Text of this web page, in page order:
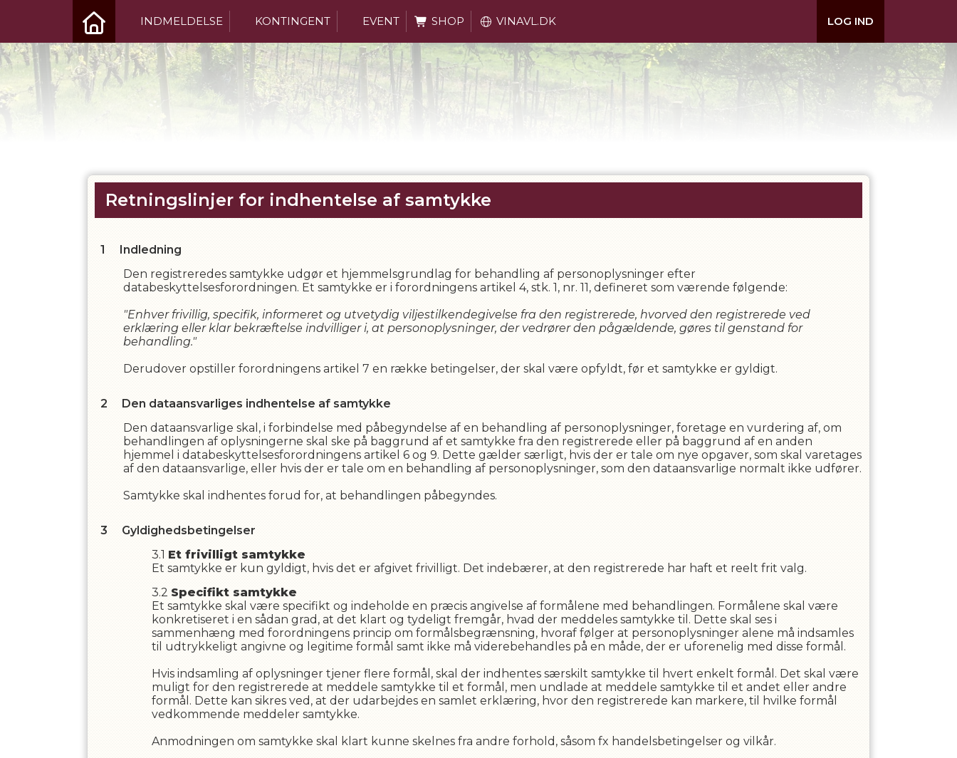
INDMELDELSE KONTINGENT EVENT SHOP VINAVL.DK LOG IND
Retningslinjer for indhentelse af samtykke
Indledning
Den registreredes samtykke udgør et hjemmelsgrundlag for behandling af personoplysninger efter
databeskyttelsesforordningen. Et samtykke er i forordningens artikel 4, stk. 1, nr. 11, defineret som værende følgende:
"Enhver frivillig, specifik, informeret og utvetydig viljestilkendegivelse fra den registrerede, hvorved den registrerede ved
erklæring eller klar bekræftelse indvilliger i, at personoplysninger, der vedrører den pågældende, gøres til genstand for
behandling."
Derudover opstiller forordningens artikel 7 en række betingelser, der skal være opfyldt, før et samtykke er gyldigt.
Den dataansvarliges indhentelse af samtykke
Den dataansvarlige skal, i forbindelse med påbegyndelse af en behandling af personoplysninger, foretage en vurdering af, om
behandlingen af oplysningerne skal ske på baggrund af et samtykke fra den registrerede eller på baggrund af en anden
hjemmel i databeskyttelsesforordningens artikel 6 og 9. Dette gælder særligt, hvis der er tale om nye opgaver, som skal varetages
af den dataansvarlige, eller hvis der er tale om en behandling af personoplysninger, som den dataansvarlige normalt ikke udfører.
Samtykke skal indhentes forud for, at behandlingen påbegyndes.
Gyldighedsbetingelser
Et frivilligt samtykke
Et samtykke er kun gyldigt, hvis det er afgivet frivilligt. Det indebærer, at den registrerede har haft et reelt frit valg.
Specifikt samtykke
Et samtykke skal være specifikt og indeholde en præcis angivelse af formålene med behandlingen. Formålene skal være
konkretiseret i en sådan grad, at det klart og tydeligt fremgår, hvad der meddeles samtykke til. Dette skal ses i
sammenhæng med forordningens princip om formålsbegrænsning, hvoraf følger at personoplysninger alene må indsamles
til udtrykkeligt angivne og legitime formål samt ikke må viderebehandles på en måde, der er uforenelig med disse formål.
Hvis indsamling af oplysninger tjener flere formål, skal der indhentes særskilt samtykke til hvert enkelt formål. Det skal være
muligt for den registrerede at meddele samtykke til et formål, men undlade at meddele samtykke til et andet eller andre
formål. Dette kan sikres ved, at der udarbejdes en samlet erklæring, hvor den registrerede kan markere, til hvilke formål
vedkommende meddeler samtykke.
Anmodningen om samtykke skal klart kunne skelnes fra andre forhold, såsom fx handelsbetingelser og vilkår.